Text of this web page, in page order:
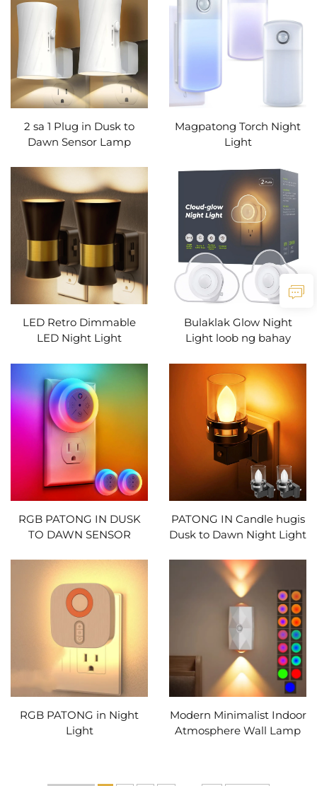
2 sa 1 Plug in Dusk to
Dawn Sensor Lamp
Magpatong Torch Night
Light
LED Retro Dimmable
LED Night Light
Bulaklak Glow Night
Light loob ng bahay
RGB PATONG IN DUSK
TO DAWN SENSOR
PATONG IN Candle hugis
Dusk to Dawn Night Light
RGB PATONG in Night
Light
Modern Minimalist Indoor
Atmosphere Wall Lamp